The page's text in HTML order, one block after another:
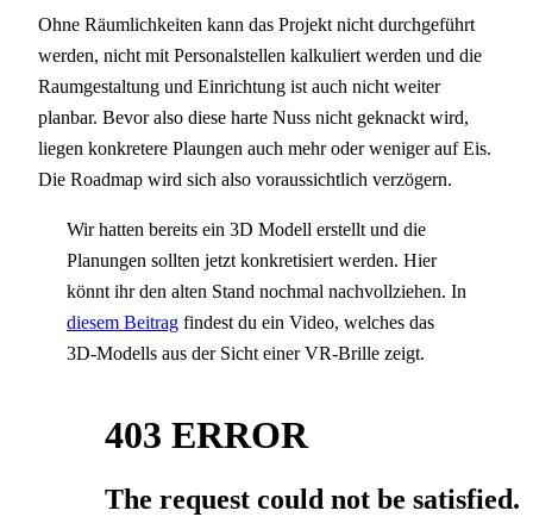
Ohne Räumlichkeiten kann das Projekt nicht durchgeführt
werden, nicht mit Personalstellen kalkuliert werden und die
Raumgestaltung und Einrichtung ist auch nicht weiter
planbar. Bevor also diese harte Nuss nicht geknackt wird,
liegen konkretere Plaungen auch mehr oder weniger auf Eis.
Die Roadmap wird sich also voraussichtlich verzögern.
Wir hatten bereits ein 3D Modell erstellt und die
Planungen sollten jetzt konkretisiert werden. Hier
könnt ihr den alten Stand nochmal nachvollziehen. In
diesem Beitrag findest du ein Video, welches das
3D-Modells aus der Sicht einer VR-Brille zeigt.